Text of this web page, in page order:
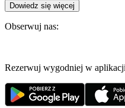
Dowiedz się więcej
Obserwuj nas:
Rezerwuj wygodniej w aplikacji